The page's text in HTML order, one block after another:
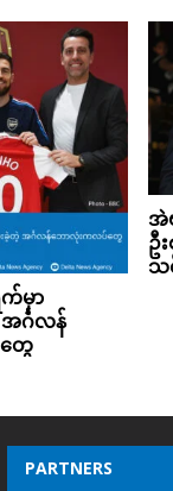
မှာ
င်္ဂလန်
ေ
အဲ
ဦ
သ
PARTNERS